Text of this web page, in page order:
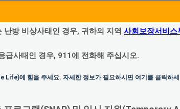
난방 비상사태인 경우, 귀하의 지역 사회보장서비스
급사태인 경우, 911에 전화해 주십시오.
Life)에 힘을 주세요. 자세한 정보가 필요하시면 여기를 클릭하